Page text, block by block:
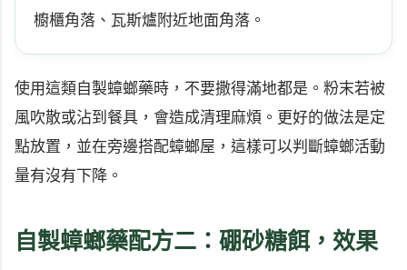
櫥櫃角落、瓦斯爐附近地面角落。
使用這類自製蟑螂藥時，不要撒得滿地都是。粉末若被
風吹散或沾到餐具，會造成清理麻煩。更好的做法是定
點放置，並在旁邊搭配蟑螂屋，這樣可以判斷蟑螂活動
量有沒有下降。
自製蟑螂藥配方二：硼砂糖餌，效果